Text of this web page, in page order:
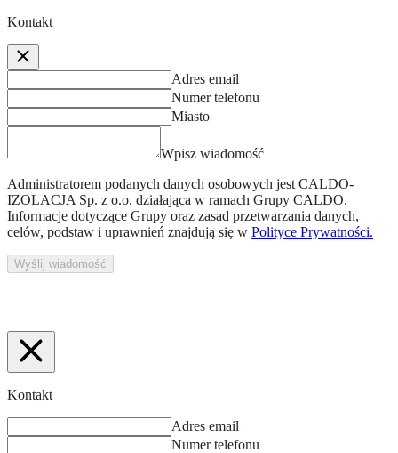
Kontakt
Adres email
Numer telefonu
Miasto
Wpisz wiadomość
Administratorem podanych danych osobowych jest CALDO-
IZOLACJA Sp. z o.o. działająca w ramach Grupy CALDO.
Informacje dotyczące Grupy oraz zasad przetwarzania danych,
celów, podstaw i uprawnień znajdują się w Polityce Prywatności.
Wyślij wiadomość
Kontakt
Adres email
Numer telefonu